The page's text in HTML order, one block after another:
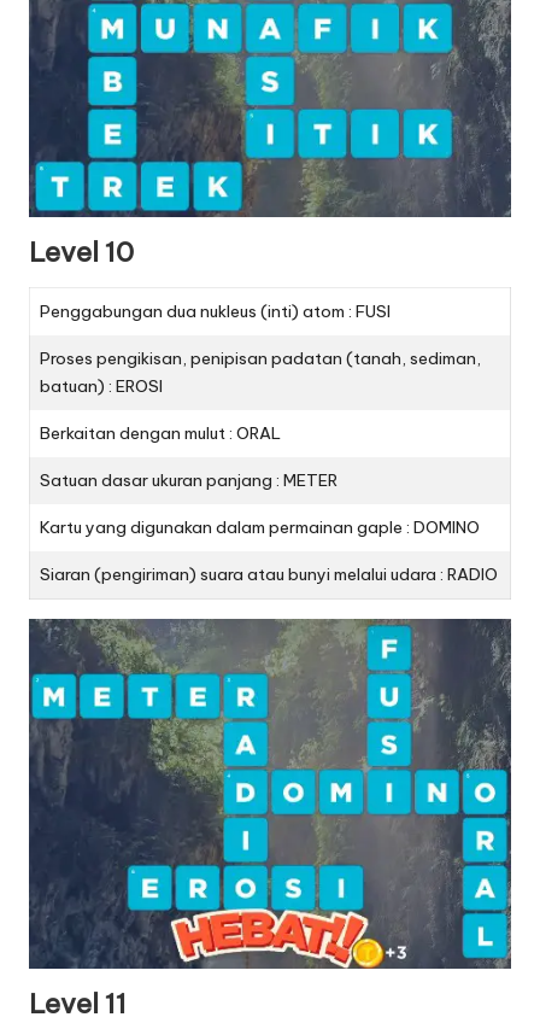
Level 10
Penggabungan dua nukleus (inti) atom : FUSI
Proses pengikisan, penipisan padatan (tanah, sediman,
batuan) : EROSI
Berkaitan dengan mulut : ORAL
Satuan dasar ukuran panjang : METER
Kartu yang digunakan dalam permainan gaple : DOMINO
Siaran (pengiriman) suara atau bunyi melalui udara : RADIO
Level 11